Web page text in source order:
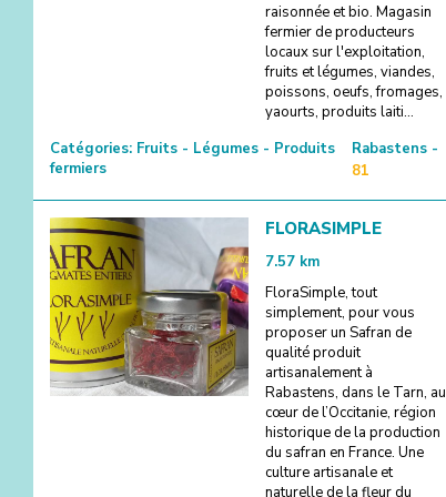
raisonnée et bio. Magasin
fermier de producteurs
locaux sur l'exploitation,
fruits et légumes, viandes,
poissons, oeufs, fromages,
yaourts, produits laiti...
Catégories: Fruits - Légumes - Produits
fermiers
Rabastens -
81
FLORASIMPLE
7.57 km
FloraSimple, tout
simplement, pour vous
proposer un Safran de
qualité produit
artisanalement à
Rabastens, dans le Tarn, au
cœur de l’Occitanie, région
historique de la production
du safran en France. Une
culture artisanale et
naturelle de la fleur du